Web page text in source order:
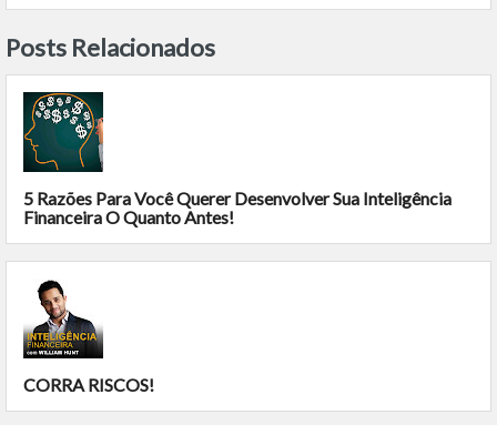
Posts Relacionados
5 Razões Para Você Querer Desenvolver Sua Inteligência
Financeira O Quanto Antes!
CORRA RISCOS!